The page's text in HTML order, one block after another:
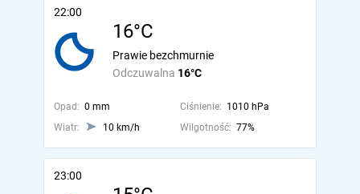
22:00
16°C
Odczuwalna 16°C
Prawie bezchmurnie
Opad: 0 mm Ciśnienie: 1010 hPa
Wiatr:
10 km/h Wilgotność: 77%
23:00